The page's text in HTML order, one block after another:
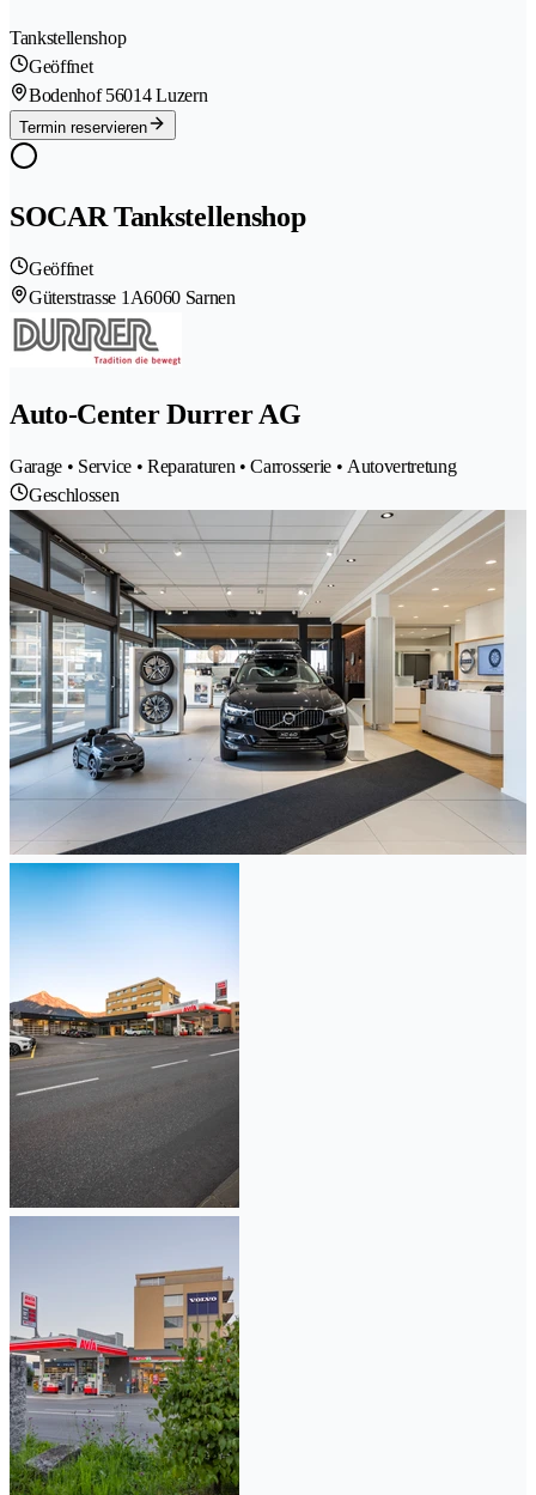
Tankstellenshop
Geöffnet
Bodenhof 56014 Luzern
Termin reservieren
SOCAR Tankstellenshop
Geöffnet
Güterstrasse 1A6060 Sarnen
Auto-Center Durrer AG
Garage • Service • Reparaturen • Carrosserie • Autovertretung
Geschlossen